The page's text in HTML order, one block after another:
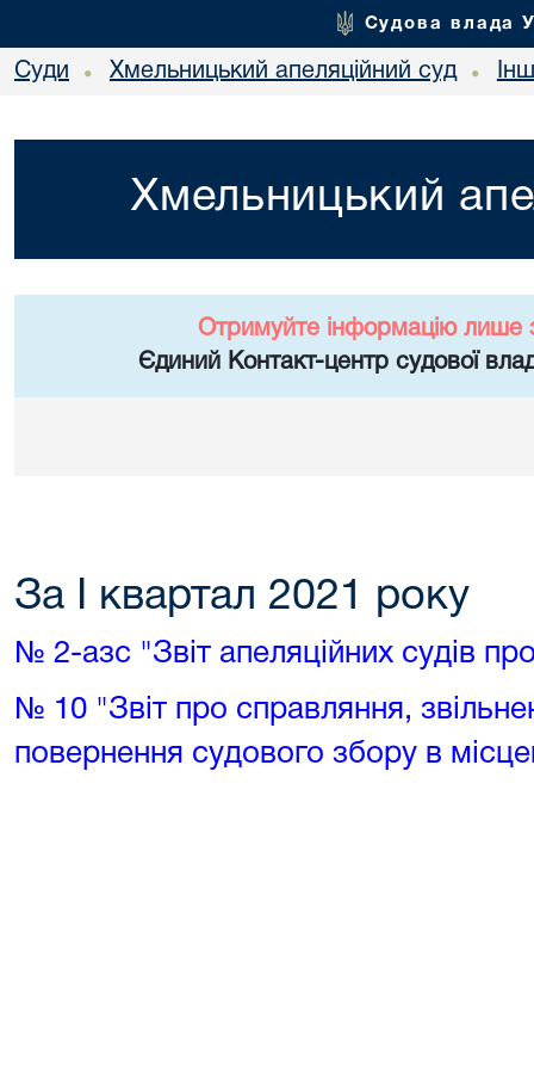
Судова влада
Суди • Хмельницький апеляційний суд •
Хмельницький
Отримуйте інформацію лише
Єдиний Контакт-центр судової
За І квартал 2021 року
№ 2-азс "Звіт апеляційних судів
№ 10 "Звіт про справляння,
повернення судового збору в